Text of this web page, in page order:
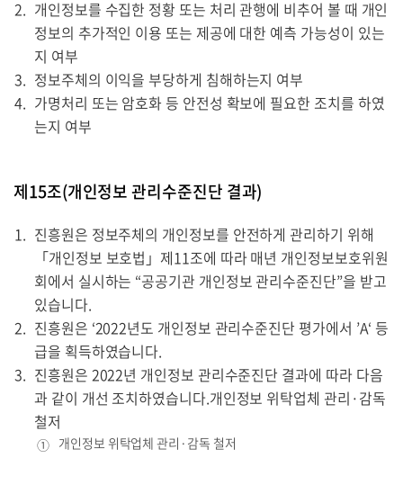
개인정보를 수집한 정황 또는 처리 관행에 비추어 볼 때 개인
정보의 추가적인 이용 또는 제공에 대한 예측 가능성이 있는
지 여부
정보주체의 이익을 부당하게 침해하는지 여부
가명처리 또는 암호화 등 안전성 확보에 필요한 조치를 하였
는지 여부
제15조(개인정보 관리수준진단 결과)
진흥원은 정보주체의 개인정보를 안전하게 관리하기 위해
「개인정보 보호법」제11조에 따라 매년 개인정보보호위원
회에서 실시하는 “공공기관 개인정보 관리수준진단”을 받고
있습니다.
진흥원은 ‘2022년도 개인정보 관리수준진단 평가에서 ’A‘ 등
급을 획득하였습니다.
진흥원은 2022년 개인정보 관리수준진단 결과에 따라 다음
과 같이 개선 조치하였습니다.개인정보 위탁업체 관리·감독
철저
① 개인정보 위탁업체 관리·감독 철저